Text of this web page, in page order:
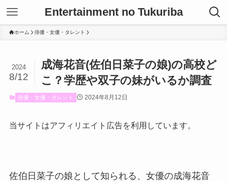
Entertainment no Tukuriba
ホーム 俳優・女優・タレント
成海花音(佐伯日菜子の娘)の高校ど
こ？学歴や双子の妹がいるか調査
2024
8/12
俳優・女優・タレント 2024年8月12日
当サイトはアフィリエイト広告を利用しています。
佐伯日菜子の娘として知られる、女優の成海花音